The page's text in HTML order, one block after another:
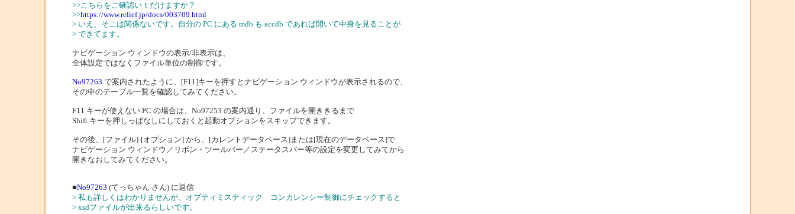
>>こちらをご確認いｔだけますか？
>>https://www.relief.jp/docs/003709.html
> いえ、そこは関係ないです。自分の PC にある mdb も accdb であれば開いて中身を見ることが
> できてます。
ナビゲーション ウィンドウの表示/非表示は、
全体設定ではなくファイル単位の制御です。
No97263 で案内されたように、[F11]キーを押すとナビゲーション ウィンドウが表示されるので、
その中のテーブル一覧を確認してみてください。
F11 キーが使えない PC の場合は、No97253 の案内通り、ファイルを開ききるまで
Shift キーを押しっぱなしにしておくと起動オプションをスキップできます。
その後、[ファイル]-[オプション] から、[カレントデータベース]または[現在のデータベース]で
ナビゲーション ウィンドウ／リボン・ツールバー／ステータスバー等の設定を変更してみてから
開きなおしてみてください。
■No97263 (てっちゃん さん) に返信
> 私も詳しくはわかりませんが、オプティミスティック コンカレンシー制御にチェックすると
> xsdファイルが出来るらしいです。